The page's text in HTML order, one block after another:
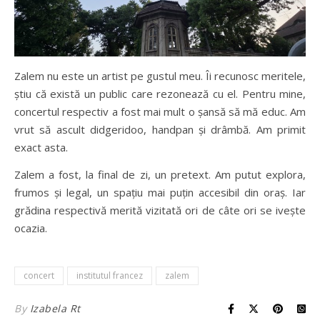
Zalem nu este un artist pe gustul meu. Îi recunosc meritele,
știu că există un public care rezonează cu el. Pentru mine,
concertul respectiv a fost mai mult o șansă să mă educ. Am
vrut să ascult didgeridoo, handpan și drâmbă. Am primit
exact asta.
Zalem a fost, la final de zi, un pretext. Am putut explora,
frumos și legal, un spațiu mai puțin accesibil din oraș. Iar
grădina respectivă merită vizitată ori de câte ori se ivește
ocazia.
concert institutul francez zalem
By Izabela Rt